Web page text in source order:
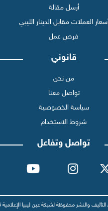
أرسل مقالة
العملات مقابل الدينار الليبي
فرص عمل
قانوني
من نحن
تواصل معنا
سياسة الخصوصية
شروط الاستخدام
تواصل وتفاعل
والنشر محفوظة لشبكة عين ليبيا الإعلامية 2026